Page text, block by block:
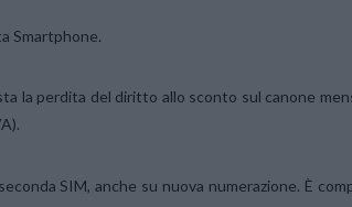
Smartphone.
la perdita del diritto allo sconto sul canone
SIM, anche su nuova numerazione. È